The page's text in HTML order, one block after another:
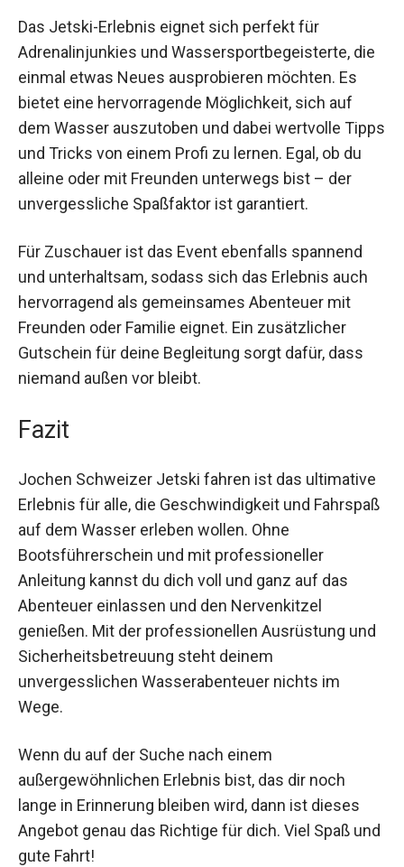
Das Jetski-Erlebnis eignet sich perfekt für
Adrenalinjunkies und Wassersportbegeisterte, die
einmal etwas Neues ausprobieren möchten. Es
bietet eine hervorragende Möglichkeit, sich auf
dem Wasser auszutoben und dabei wertvolle Tipps
und Tricks von einem Profi zu lernen. Egal, ob du
alleine oder mit Freunden unterwegs bist – der
unvergessliche Spaßfaktor ist garantiert.
Für Zuschauer ist das Event ebenfalls spannend
und unterhaltsam, sodass sich das Erlebnis auch
hervorragend als gemeinsames Abenteuer mit
Freunden oder Familie eignet. Ein zusätzlicher
Gutschein für deine Begleitung sorgt dafür, dass
niemand außen vor bleibt.
Fazit
Jochen Schweizer Jetski fahren ist das ultimative
Erlebnis für alle, die Geschwindigkeit und Fahrspaß
auf dem Wasser erleben wollen. Ohne
Bootsführerschein und mit professioneller
Anleitung kannst du dich voll und ganz auf das
Abenteuer einlassen und den Nervenkitzel
genießen. Mit der professionellen Ausrüstung und
Sicherheitsbetreuung steht deinem
unvergesslichen Wasserabenteuer nichts im
Wege.
Wenn du auf der Suche nach einem
außergewöhnlichen Erlebnis bist, das dir noch
lange in Erinnerung bleiben wird, dann ist dieses
Angebot genau das Richtige für dich. Viel Spaß und
gute Fahrt!